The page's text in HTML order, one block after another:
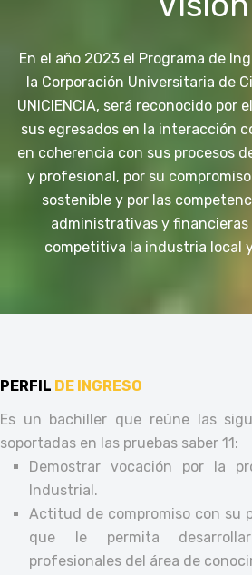
En el año 2023 el Programa de
la Corporación Universitaria de
UNICIENCIA, será reconocido por
sus egresados en la interacción
en coherencia con sus procesos
y profesional, por su
sostenible y por las
administrativas y financieras
competitiva la industria local
PERFIL DE INGRESO
Es un bachiller que reúne las
soportadas en las pruebas saber 11:
Demostrar vocación por la
Industrial.
Actitud de compromiso con su
que le permita
profesionales del área de